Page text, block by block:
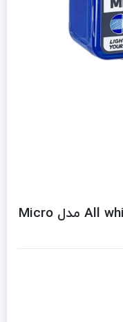
نخ دندان نعنایی آل وایت All white مدل Micro